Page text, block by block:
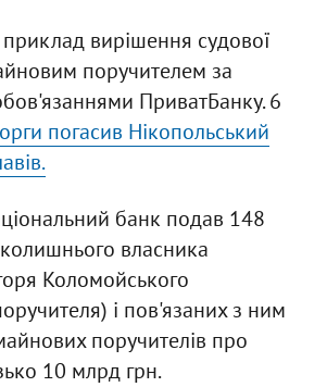
вирішення судової
поручителем за
ПриватБанку. 6
погасив Нікопольський
банк подав 148
власника
Коломойського
і пов'язаних з ним
поручителів про
10 млрд грн.